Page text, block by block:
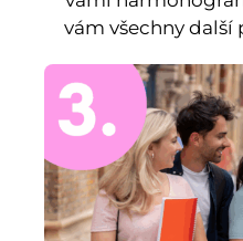
vám všechny